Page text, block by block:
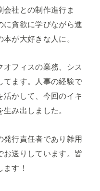
会社との制作進行ま
に貪欲に学びながら進
が大好きな人に。
オフィスの業務、シス
てます。人事の経験で
活かして、今回のイキ
み出しました。
発行責任者であり雑用
お送りしています。皆
す！